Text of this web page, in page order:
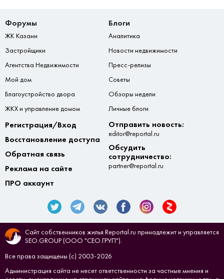
Форумы
ЖК Казани
Застройщики
Агентства Недвижимости
Мой дом
Благоустройство двора
ЖКХ и управление домом
Блоги
Аналитика
Новости недвижимости
Пресс-релизы
Советы
Обзоры недели
Личные блоги
Регистрация/Вход
Восстановление доступа
Обратная связь
Реклама на сайте
ПРО аккаунт
Отправить новость:
editor@reportal.ru
Обсудить
сотрудничество:
partner@reportal.ru
Сайт собственников жилья Reportal.ru принадлежит и управляется
SEO.GROUP (ООО "СЕО.ГРУП").
Все права защищены (с) 2003-2026
Администрация сайта не несет ответственности за частные мнения и